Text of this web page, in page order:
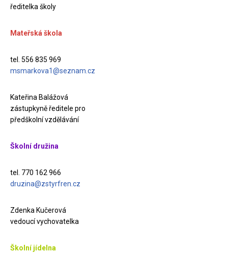
ředitelka školy
Mateřská škola
tel. 556 835 969
msmarkova1@seznam.cz
Kateřina Balážová
zástupkyně ředitele pro
předškolní vzdělávání
Školní družina
tel. 770 162 966
druzina@zstyrfren.cz
Zdenka Kučerová
vedoucí vychovatelka
Školní jídelna